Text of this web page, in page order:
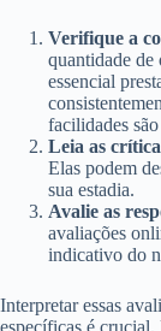
Verifique a
quantidade
essencial
facilidades
Leia as
Elas podem
sua estadia.
Avalie as
avaliações
indicativo do
Interpretar essas